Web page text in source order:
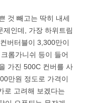
것 빼고는 딱히 내세
인데, 가장 하위트림
버터블이 3,300만이
롬가니쉬 등이 들어
가진 500C 컨버를 사
만원 정도로 가격이
로 고려해 보겠다는